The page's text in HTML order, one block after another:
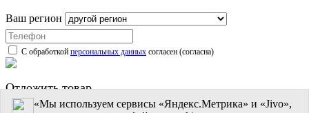
Ваш регион
С обработкой персональных данных согласен (согласна)
Отложить товар
«Мы используем сервисы «Яндекс.Метрика» и «Jivo»,